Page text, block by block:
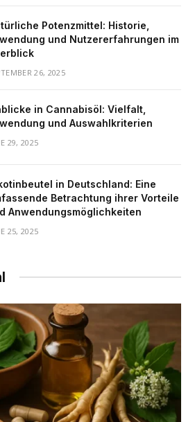
Potenzmittel: Historie,
und Nutzererfahrungen im
26, 2025
in Cannabisöl: Vielfalt,
und Auswahlkriterien
29, 2025
in Deutschland: Eine
Betrachtung ihrer Vorteile
Anwendungsmöglichkeiten
25, 2025